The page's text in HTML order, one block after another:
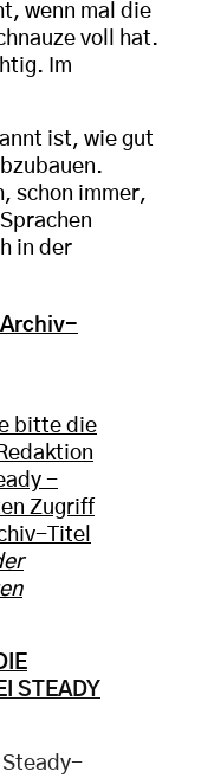
wenn mal die
voll hat.
Im
ist, wie gut
schon immer,
in der
bitte die
-
Zugriff
Titel
STEADY
Steady-